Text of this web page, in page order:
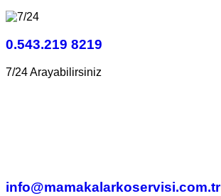
0.543.219 8219
7/24 Arayabilirsiniz
info@mamakalarkoservisi.com.tr